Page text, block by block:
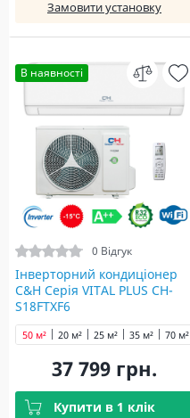
Замовити установку
В наявності
0 Відгук
Інверторний кондиціонер
C&H Серія VITAL PLUS CH-
S18FTXF6
20 м² 25 м² 35 м²
50 м² 70 м²
37 799 грн.
Купити в 1 клік